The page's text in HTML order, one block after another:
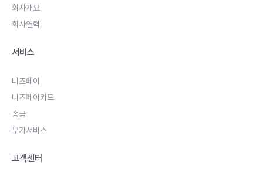
회사개요
회사연혁
서비스
니즈페이
니즈페이카드
송금
부가서비스
고객센터